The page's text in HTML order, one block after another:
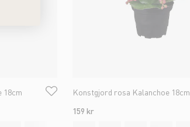
18cm
Konstgjord rosa Kalanchoe 18cm
159 kr